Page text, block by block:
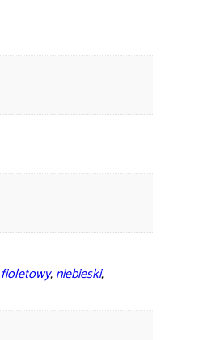
fioletowy,niebieski,